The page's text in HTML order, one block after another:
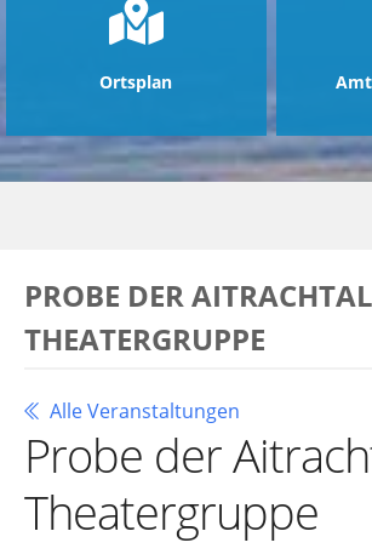
Ortsplan
PROBE DER
THEATERGRUPPE
Alle Veranstaltungen
Probe der
Theatergruppe